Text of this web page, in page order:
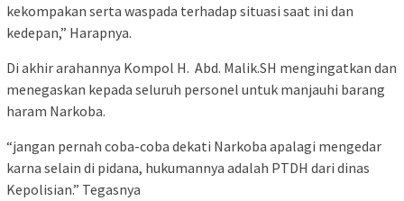
kekompakan serta waspada terhadap situasi saat ini dan
kedepan,” Harapnya.
Di akhir arahannya Kompol H. Abd. Malik.SH mengingatkan dan
menegaskan kepada seluruh personel untuk manjauhi barang
haram Narkoba.
“jangan pernah coba-coba dekati Narkoba apalagi mengedar
karna selain di pidana, hukumannya adalah PTDH dari dinas
Kepolisian.” Tegasnya